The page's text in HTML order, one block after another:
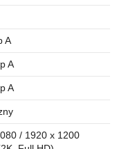
A
A
A
/ 1920 x 1200